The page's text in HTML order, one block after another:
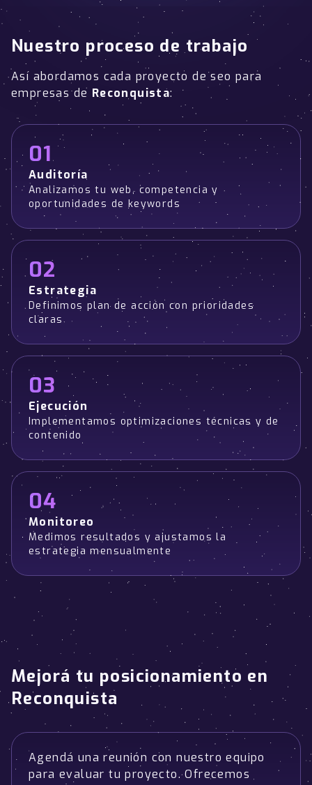
Nuestro proceso de trabajo
Así abordamos cada proyecto de seo para
empresas de Reconquista:
01
Auditoría
Analizamos tu web, competencia y
oportunidades de keywords
02
Estrategia
Definimos plan de acción con prioridades
claras
03
Ejecución
Implementamos optimizaciones técnicas y de
contenido
04
Monitoreo
Medimos resultados y ajustamos la
estrategia mensualmente
Mejorá tu posicionamiento en
Reconquista
Agendá una reunión con nuestro equipo
para evaluar tu proyecto. Ofrecemos